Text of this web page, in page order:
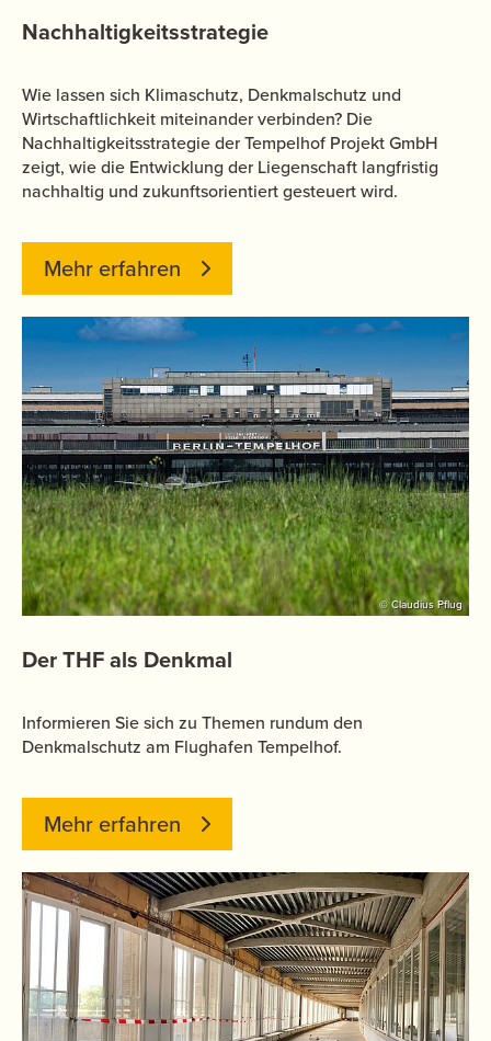
Nachhaltigkeitsstrategie
Wie lassen sich Klimaschutz, Denkmalschutz und
Wirtschaftlichkeit miteinander verbinden? Die
Nachhaltigkeitsstrategie der Tempelhof Projekt GmbH
zeigt, wie die Entwicklung der Liegenschaft langfristig
nachhaltig und zukunftsorientiert gesteuert wird.
Mehr erfahren
© Claudius Pflug
Der THF als Denkmal
Informieren Sie sich zu Themen rundum den
Denkmalschutz am Flughafen Tempelhof.
Mehr erfahren